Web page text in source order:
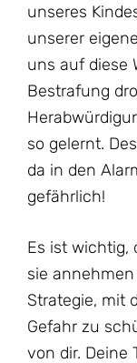
unseres
unserer
uns auf diese
Bestrafung
so gelernt.
da in den
gefährlich!
Es ist wichtig,
sie
Strategie, mit
Gefahr zu
von dir. Deine